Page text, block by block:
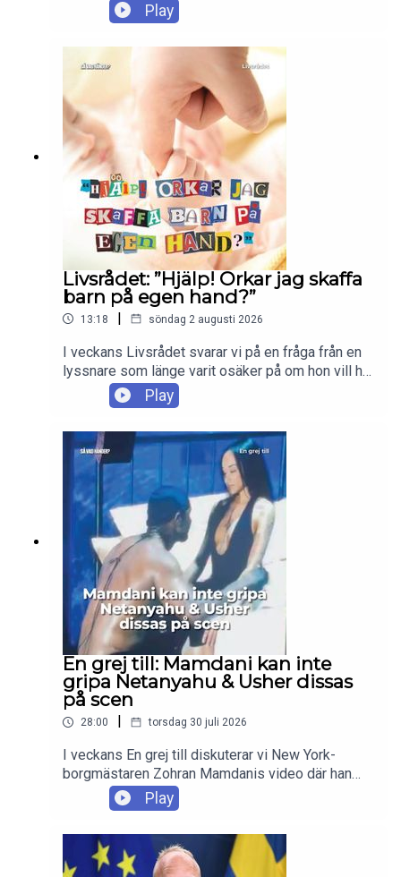
nyligen dök upp i den spanska exklaven Ceuta. Vi
snackar högersidans rekordsnabba försök att
göra skrämselpropaganda av scenerna och varför
Europas verkliga lektion borde vara att det kostar
att ingå migrationsavtal med diverse tveksamma
regimer. Vi hinner även snacka stulna
vodkapluntor och Rick Ross. Enjoy!
Play
Livsrådet: ”Hjälp! Orkar jag skaffa
barn på egen hand?”
13:18 | söndag 2 augusti 2026
I veckans Livsrådet svarar vi på en fråga från en
lyssnare som länge varit osäker på om hon vill ha
barn, men som med åldern har kommit till insikten
att hon nog vill det. Hon funderar dessutom på att
skaffa ett barn på egen hand. Men kommer hon
palla att vara förälder själv? Hur vet man om man
orkar? Vad är det bästa respektive svåraste med
att ha barn? Vi har svaren!
Play
En grej till: Mamdani kan inte
gripa Netanyahu & Usher dissas
på scen
28:00 | torsdag 30 juli 2026
I veckans En grej till diskuterar vi New York-
borgmästaren Zohran Mamdanis video där han
förklarar varför han, tvärtemot sitt vallöfte, inte har
mandat att arrestera Israels folkmordsanklagade
premiärminister Benjamin Netanyahu. Ärligt
misstag eller politisk teater?Sedan pratar vi
Usher som på sin turné med Chris Brown blev
Play